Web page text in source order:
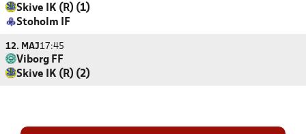
Skive IK (R) (1)
Stoholm IF
12. MAJ17:45
Viborg FF
Skive IK (R) (2)